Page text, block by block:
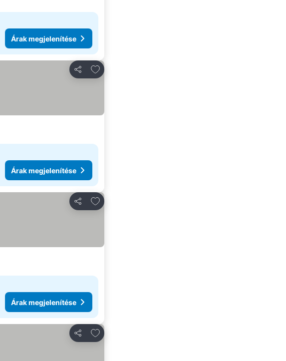
Árak megjelenítése
Megosztás
Hozzáadás a kedvencekhez
Árak megjelenítése
Megosztás
Hozzáadás a kedvencekhez
Árak megjelenítése
Megosztás
Hozzáadás a kedvencekhez